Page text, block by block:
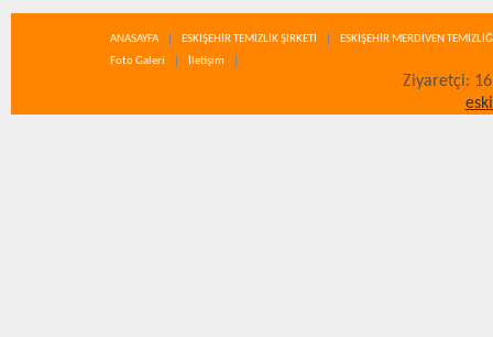
ANASAYFA ESKİŞEHİR TEMİZLİK ŞİRKETİ
ESKİŞEHİR MERDİVEN
Foto Galeri
İletişim
Ziyaretçi: